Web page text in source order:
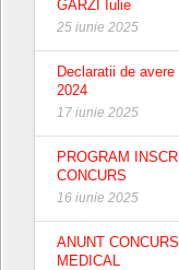
GARZI Iulie
25 iunie 2025
Declaratii de
2024
17 iunie 2025
PROGRAM
CONCURS
16 iunie 2025
ANUNT
MEDICAL